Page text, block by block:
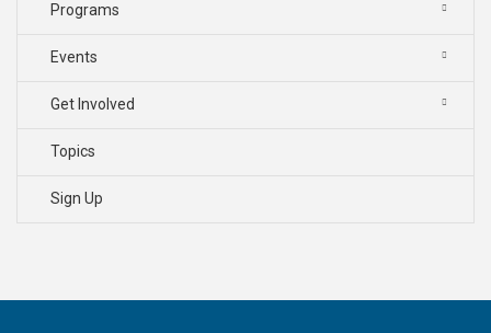
Programs
Events
Get Involved
Topics
Sign Up